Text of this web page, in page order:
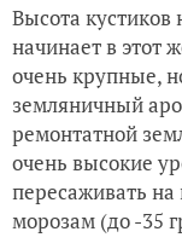
Высота
начинает в этот
очень крупные,
земляничный
ремонтатной
очень высокие
пересаживать на
морозам (до -35